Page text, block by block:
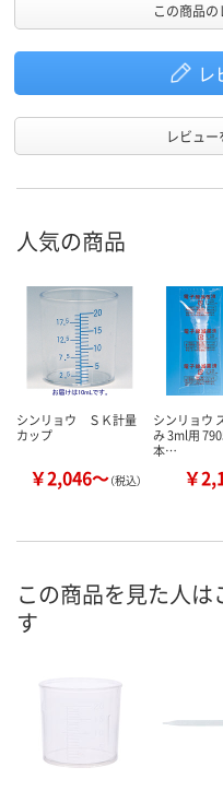
この商品
レ
レビュ
人気の商品
シンリョウ ＳＫ計量
カップ
￥2,046～（税込）
シンリョウ
み 3ml用
本…
￥
この商品を見た人
す